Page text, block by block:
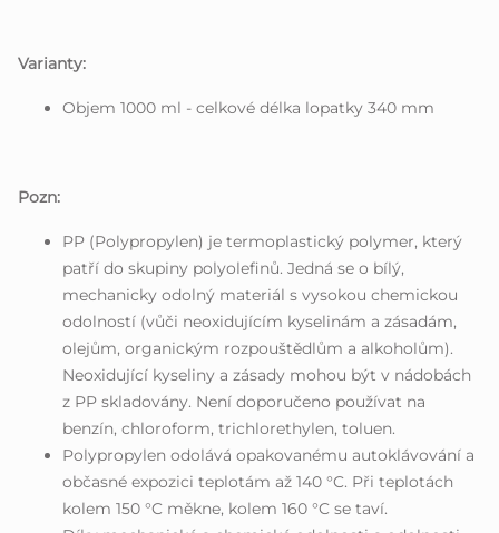
Varianty:
Objem 1000 ml - celkové délka lopatky 340 mm
Pozn:
PP (Polypropylen) je termoplastický polymer, který
patří do skupiny polyolefinů. Jedná se o bílý,
mechanicky odolný materiál s vysokou chemickou
odolností (vůči neoxidujícím kyselinám a zásadám,
olejům, organickým rozpouštědlům a alkoholům).
Neoxidující kyseliny a zásady mohou být v nádobách
z PP skladovány. Není doporučeno používat na
benzín, chloroform, trichlorethylen, toluen.
Polypropylen odolává opakovanému autoklávování a
občasné expozici teplotám až 140 °C. Při teplotách
kolem 150 °C měkne, kolem 160 °C se taví.